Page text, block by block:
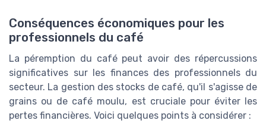
Conséquences économiques pour les
professionnels du café
La péremption du café peut avoir des répercussions
significatives sur les finances des professionnels du
secteur. La gestion des stocks de café, qu'il s'agisse de
grains ou de café moulu, est cruciale pour éviter les
pertes financières. Voici quelques points à considérer :